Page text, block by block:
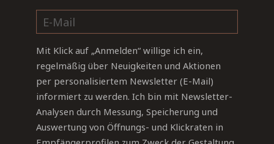
Mit Klick auf „Anmelden“ willige ich ein,
regelmäßig über Neuigkeiten und Aktionen
per personalisiertem Newsletter (E-Mail)
informiert zu werden. Ich bin mit Newsletter-
Analysen durch Messung, Speicherung und
Auswertung von Öffnungs- und Klickraten in